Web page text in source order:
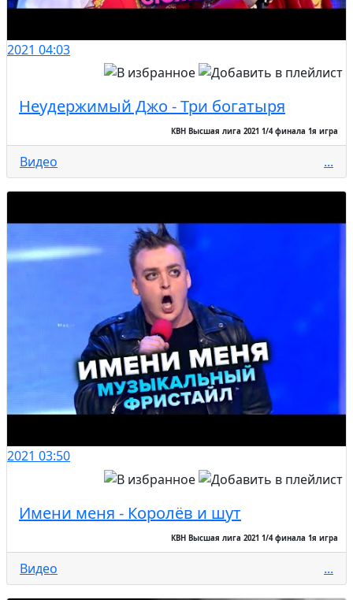
2021 04:03
Неудержимый Джо - Три богатыря
КВН Высшая лига 2021 1/4 финала 1я игра
Видео ...
2021 03:50
Имени меня - Королёв и шут
КВН Высшая лига 2021 1/4 финала 1я игра
Видео ...